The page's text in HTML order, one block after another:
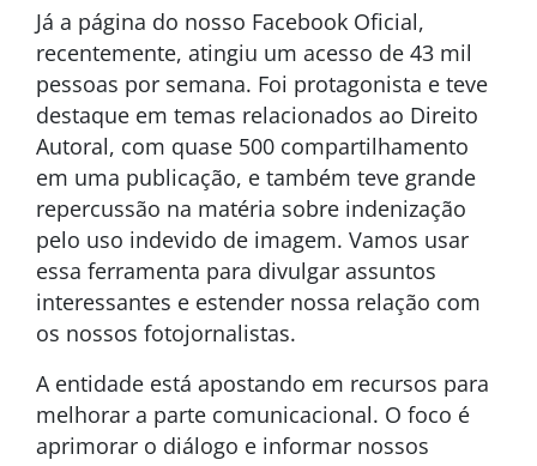
Já a página do nosso Facebook Oficial,
recentemente, atingiu um acesso de 43 mil
pessoas por semana. Foi protagonista e teve
destaque em temas relacionados ao Direito
Autoral, com quase 500 compartilhamento
em uma publicação, e também teve grande
repercussão na matéria sobre indenização
pelo uso indevido de imagem. Vamos usar
essa ferramenta para divulgar assuntos
interessantes e estender nossa relação com
os nossos fotojornalistas.
A entidade está apostando em recursos para
melhorar a parte comunicacional. O foco é
aprimorar o diálogo e informar nossos